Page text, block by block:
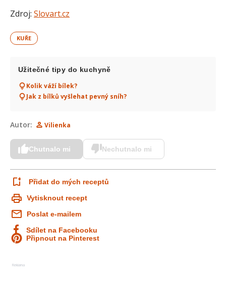
Zdroj: Slovart.cz
KUŘE
Užitečné tipy do kuchyně
Kolik váží bílek?
Jak z bílků vyšlehat pevný sníh?
Autor: Vilienka
Chutnalo mi Nechutnalo mi
Přidat do mých receptů
Vytisknout recept
Poslat e-mailem
Sdílet na Facebooku
Připnout na Pinterest
Reklama